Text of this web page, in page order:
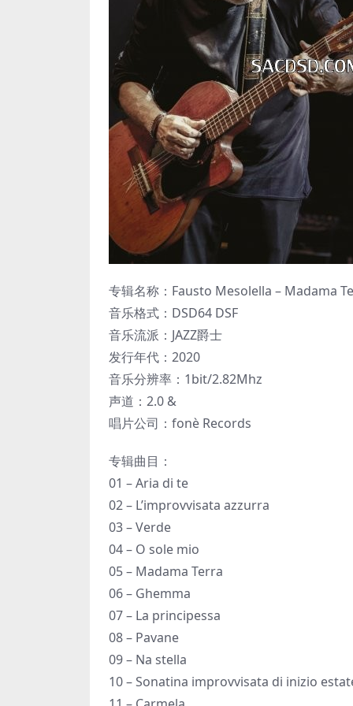
专辑名称：Fausto Mesolella – Madama
音乐格式：DSD64 DSF
音乐流派：JAZZ爵士
发行年代：2020
音乐分辨率：1bit/2.82Mhz
声道：2.0 &
唱片公司：fonè Records
专辑曲目：
01 – Aria di te
02 – L’improvvisata azzurra
03 – Verde
04 – O sole mio
05 – Madama Terra
06 – Ghemma
07 – La principessa
08 – Pavane
09 – Na stella
10 – Sonatina improvvisata di inizio